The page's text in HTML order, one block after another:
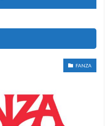
FANZA